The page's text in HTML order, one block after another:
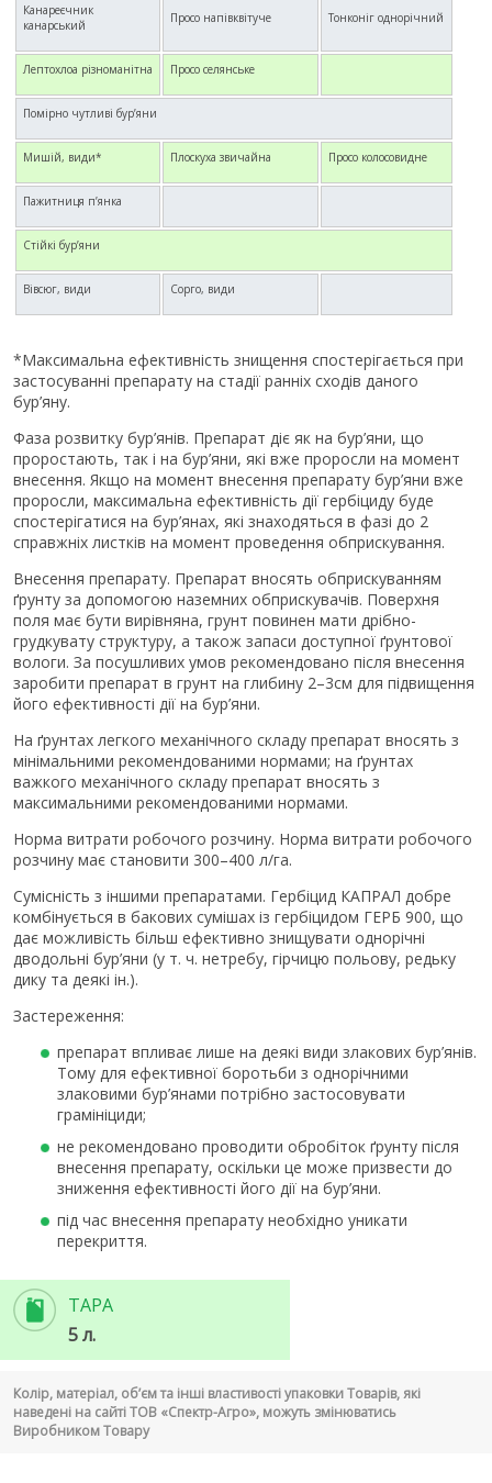
Канареєчник
канарський
Просо напівквітуче Тонконіг однорічний
Лептохлоа різноманітна Просо селянське
Помірно чутливі бур’яни
Мишій, види* Плоскуха звичайна Просо колосовидне
Пажитниця п’янка
Стійкі бур’яни
Вівсюг, види Сорго, види
*Максимальна ефективність знищення спостерігається при
застосуванні препарату на стадії ранніх сходів даного
бур’яну.
Фаза розвитку бур’янів. Препарат діє як на бур’яни, що
проростають, так і на бур’яни, які вже проросли на момент
внесення. Якщо на момент внесення препарату бур’яни вже
проросли, максимальна ефективність дії гербіциду буде
спостерігатися на бур’янах, які знаходяться в фазі до 2
справжніх листків на момент проведення обприскування.
Внесення препарату. Препарат вносять обприскуванням
ґрунту за допомогою наземних обприскувачів. Поверхня
поля має бути вирівняна, грунт повинен мати дрібно-
грудкувату структуру, а також запаси доступної ґрунтової
вологи. За посушливих умов рекомендовано після внесення
заробити препарат в грунт на глибину 2–3см для підвищення
його ефективності дії на бур’яни.
На ґрунтах легкого механічного складу препарат вносять з
мінімальними рекомендованими нормами; на ґрунтах
важкого механічного складу препарат вносять з
максимальними рекомендованими нормами.
Норма витрати робочого розчину. Норма витрати робочого
розчину має становити 300–400 л/га.
Сумісність з іншими препаратами. Гербіцид КАПРАЛ добре
комбінується в бакових сумішах із гербіцидом ГЕРБ 900, що
дає можливість більш ефективно знищувати однорічні
дводольні бур’яни (у т. ч. нетребу, гірчицю польову, редьку
дику та деякі ін.).
Застереження:
препарат впливає лише на деякі види злакових бур’янів.
Тому для ефективної боротьби з однорічними
злаковими бур’янами потрібно застосовувати
грамініциди;
не рекомендовано проводити обробіток ґрунту після
внесення препарату, оскільки це може призвести до
зниження ефективності його дії на бур’яни.
під час внесення препарату необхідно уникати
перекриття.
ТАРА
5 л.
Колір, матеріал, об’єм та інші властивості упаковки Товарів, які
наведені на сайті ТОВ «Спектр-Агро», можуть змінюватись
Виробником Товару